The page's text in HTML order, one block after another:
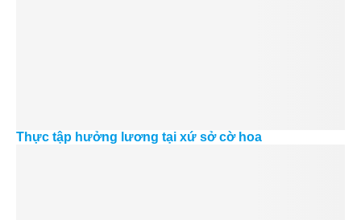
Thực tập hưởng lương tại xứ sở cờ hoa